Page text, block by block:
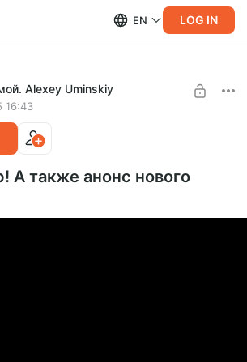
EN LOG IN
Alexey Uminskiy
16:43
А также анонс нового